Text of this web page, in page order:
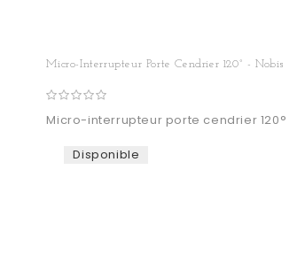
Micro-Interrupteur Porte Cendrier 120° - Nobis
Micro-interrupteur porte cendrier 120°
Disponible